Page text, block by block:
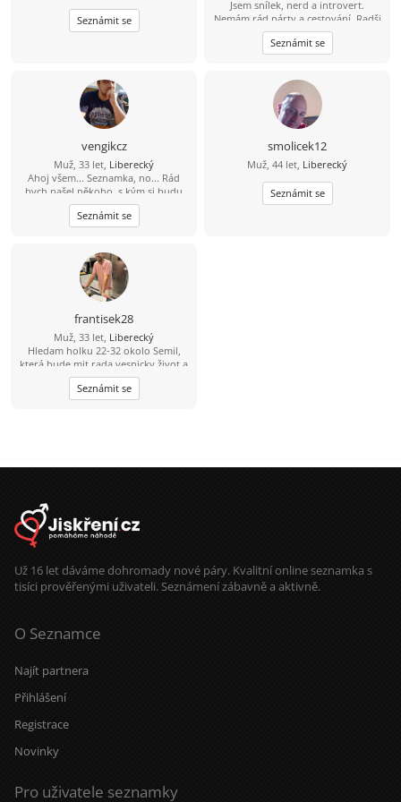
Seznámit se
Jsem snílek, nerd a introvert.
Nemám rád párty a cestování. Radši
si čtu nebo se projdu a rád
modelařím. Jsem romantik a doufám
že mi osud nějak přihraje do cesty
klid a pomalý život. Hledám něco do
čeho rád naliju zbylé roky života, ne
jednodenní romanci. Když mi řekneš
že dáváš na čaj a pak si pustíme dvě
věže máš vyhráno :D
Seznámit se
vengikcz
Muž, 33 let, Liberecký
Ahoj všem... Seznamka, no... Rád
bych našel někoho, s kým si budu
rozumět a hlavně bych byl rád,
kdyby v tom byla i důvěra, tu mám
teĎ podkopanou asi nejvíce... :)
Seznámit se
smolicek12
Muž, 44 let, Liberecký
Seznámit se
frantisek28
Muž, 33 let, Liberecký
Hledam holku 22-32 okolo Semil,
která bude mit rada vesnicky život a
zaroven mezinarodni (jazyky, atd)
upřijmná, loajalni a bezdětna ktery
bude chtit časem založit rodinu.
Seznámit se
Už 16 let dáváme dohromady nové páry. Kvalitní online seznamka s
tisíci prověřenými uživateli. Seznámení zábavně a aktivně.
O Seznamce
Najít partnera
Přihlášení
Registrace
Novinky
Pro uživatele seznamky